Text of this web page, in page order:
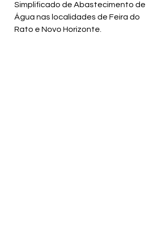
Simplificado de Abastecimento de
Água nas localidades de Feira do
Rato e Novo Horizonte.